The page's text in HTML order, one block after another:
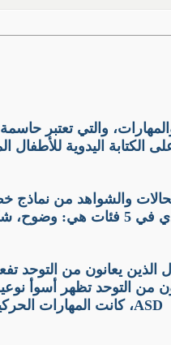
والمهارات، والتي تعتبر
الكتابة اليدوية
الذين يعانون من
من التوحد تظهر أسوأ
ASD، كانت المهارات الحركية التنبؤية بدرجة كبيرة من أداء خط اليد، في حين أن العمر والجنس والذكاء، وكانت قدرات إبصاري مكاني